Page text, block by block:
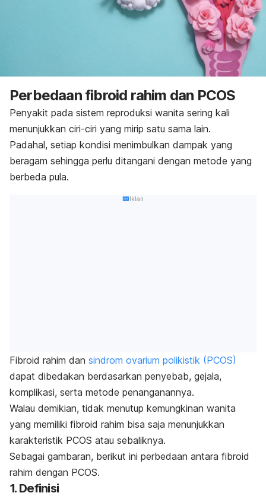
Perbedaan fibroid rahim dan PCOS
Penyakit pada sistem reproduksi wanita sering kali
menunjukkan ciri-ciri yang mirip satu sama lain.
Padahal, setiap kondisi menimbulkan dampak yang
beragam sehingga perlu ditangani dengan metode yang
berbeda pula.
Iklan
Fibroid rahim dan sindrom ovarium polikistik (PCOS)
dapat dibedakan berdasarkan penyebab, gejala,
komplikasi, serta metode penanganannya.
Walau demikian, tidak menutup kemungkinan wanita
yang memiliki fibroid rahim bisa saja menunjukkan
karakteristik PCOS atau sebaliknya.
Sebagai gambaran, berikut ini perbedaan antara fibroid
rahim dengan PCOS.
1. Definisi